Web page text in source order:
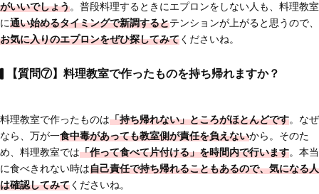
がいいでしょう。普段料理するときにエプロンをしない人も、料理教室
に通い始めるタイミングで新調するとテンションが上がると思うので、
お気に入りのエプロンをぜひ探してみてくださいね。
【質問⑦】料理教室で作ったものを持ち帰れますか？
料理教室で作ったものは「持ち帰れない」ところがほとんどです。なぜ
なら、万が一食中毒があっても教室側が責任を負えないから。そのた
め、料理教室では「作って食べて片付ける」を時間内で行います。本当
に食べきれない時は自己責任で持ち帰れることもあるので、気になる人
は確認してみてくださいね。